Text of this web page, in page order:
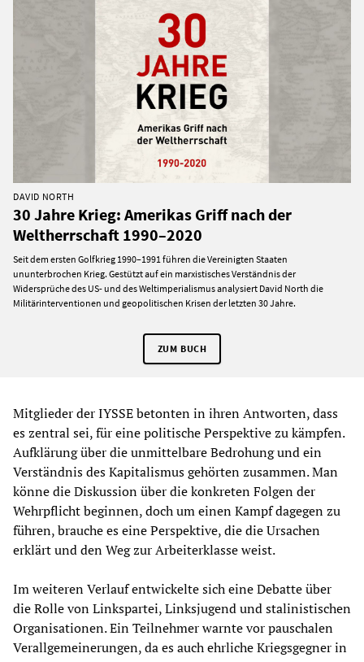
DAVID NORTH
30 Jahre Krieg: Amerikas Griff nach der
Weltherrschaft 1990–2020
Seit dem ersten Golfkrieg 1990–1991 führen die Vereinigten Staaten
ununterbrochen Krieg. Gestützt auf ein marxistisches Verständnis der
Widersprüche des US- und des Weltimperialismus analysiert David North die
Militärinterventionen und geopolitischen Krisen der letzten 30 Jahre.
ZUM BUCH
Mitglieder der IYSSE betonten in ihren Antworten, dass
es zentral sei, für eine politische Perspektive zu kämpfen.
Aufklärung über die unmittelbare Bedrohung und ein
Verständnis des Kapitalismus gehörten zusammen. Man
könne die Diskussion über die konkreten Folgen der
Wehrpflicht beginnen, doch um einen Kampf dagegen zu
führen, brauche es eine Perspektive, die die Ursachen
erklärt und den Weg zur Arbeiterklasse weist.
Im weiteren Verlauf entwickelte sich eine Debatte über
die Rolle von Linkspartei, Linksjugend und stalinistischen
Organisationen. Ein Teilnehmer warnte vor pauschalen
Verallgemeinerungen, da es auch ehrliche Kriegsgegner in